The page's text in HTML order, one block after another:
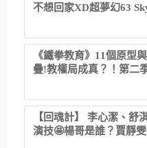
不想回家XD超夢幻63
津帝王蟹大餐、《淚之
《鐵拳教育》11個原型
疊!教權局成真？！第二
【回魂計】 李心潔、舒
演技🤩楊哥是誰？賈靜